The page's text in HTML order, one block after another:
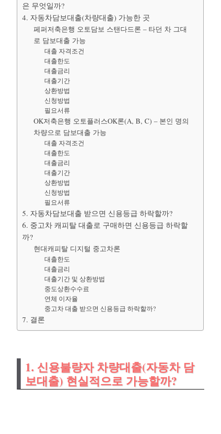
은 무엇일까?
4. 자동차담보대출(차량대출) 가능한 곳
페퍼저축은행 오토담보 스탠다드론 – 타던 차 그대
로 담보대출 가능
대출 자격조건
대출한도
대출금리
대출기간
상환방법
신청방법
필요서류
OK저축은행 오토플러스OK론(A, B, C) – 본인 명의
차량으로 담보대출 가능
대출 자격조건
대출한도
대출금리
대출기간
상환방법
신청방법
필요서류
5. 자동차담보대출 받으면 신용등급 하락할까?
6. 중고차 캐피탈 대출로 구매하면 신용등급 하락할
까?
현대캐피탈 디지털 중고차론
대출한도
대출금리
대출기간 및 상환방법
중도상환수수료
연체 이자율
중고차 대출 받으면 신용등급 하락할까?
7. 결론
1. 신용불량자 차량대출(자동차 담
보대출) 현실적으로 가능할까?